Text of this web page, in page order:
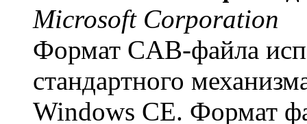
Microsoft Corporation
Формат CAB-файла
стандартного
Windows CE. Формат